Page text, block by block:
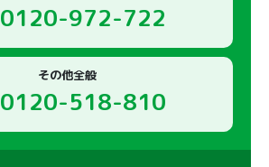
0120-972-722
その他全般
0120-518-810